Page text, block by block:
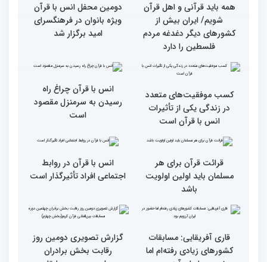
جزئیات سومین روز رقابت
بخش برادران مسابقات
بین‌المللی قرآن کریم
فرآیند اجرایی و فنی
همه بخش‌های ستاد اجرایی
در مسیر توسعه علم
همه باید قرآنی و اهل قرآن
کشورهای دیگر دغدغه مردم
فلسطین را دارد
دومین محفل انس با قرآن
امید برگزار شد
در زندگی یکی از تأثیرات
انس با قرآن است
انس با قرآن چراغ راه
رسیدن به سرمنزل مقصود
است